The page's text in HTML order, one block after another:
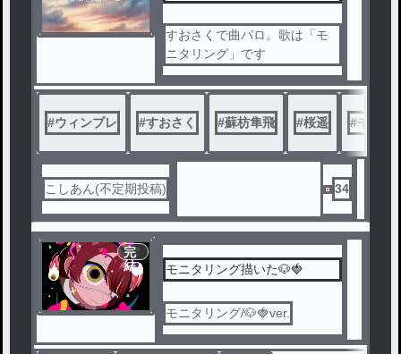
すおさくで曲パロ。歌は「モ
ニタリング」です
#ウィンブレ #すおさく #蘇枋隼飛 #桜遥 #モニタ
こしあん(不定期投稿) 34
完
結
モニタリング描いた🐶🍓
モニタリング/🐶🍓ver.